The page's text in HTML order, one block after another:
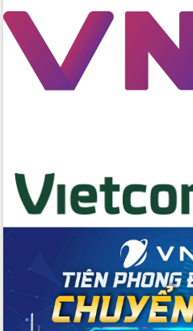
Thứ trưởng Bộ Y tế làm việc với tỉnh
Đắk Lắk về phát triển nhân lực y tế
cho trạm y tế cấp xã
Du lịch Đắk Lắk nâng tầm trải nghiệm
du khách thông qua Hệ thống cơ sở dữ
trao đổi thông tin trước Kỳ họp thứ
nhất, Quốc hội khóa XVI
Quyết liệt cải cách hành chính, khơi
thông nguồn lực phát triển
Nâng cao hiệu lực, hiệu quả HĐND
tỉnh thông qua hiện đại hóa hành chính
Xã Ea Phê gắn cải cách hành chính với
chuyển đổi số
Phó Chủ tịch Thường trực UBND tỉnh